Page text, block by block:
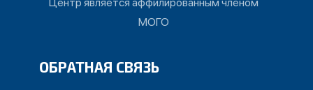
МОГО
ОБРАТНАЯ СВЯЗЬ